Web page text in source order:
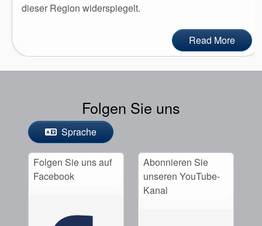
dieser Region widerspiegelt.
Read More
Folgen Sie uns
Sprache
Folgen Sie uns auf
Facebook
Abonnieren Sie
unseren YouTube-
Kanal